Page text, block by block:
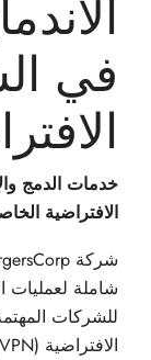
في
خدمات الدمج
الافتراضية
للشركات